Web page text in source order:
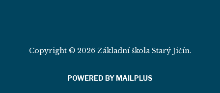
Copyright © 2026 Základní škola Starý Jičín.
POWERED BY MAILPLUS